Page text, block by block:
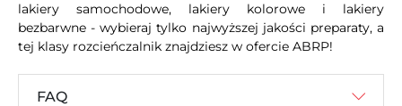
lakiery samochodowe, lakiery kolorowe i lakiery
bezbarwne - wybieraj tylko najwyższej jakości preparaty, a
tej klasy rozcieńczalnik znajdziesz w ofercie ABRP!
FAQ